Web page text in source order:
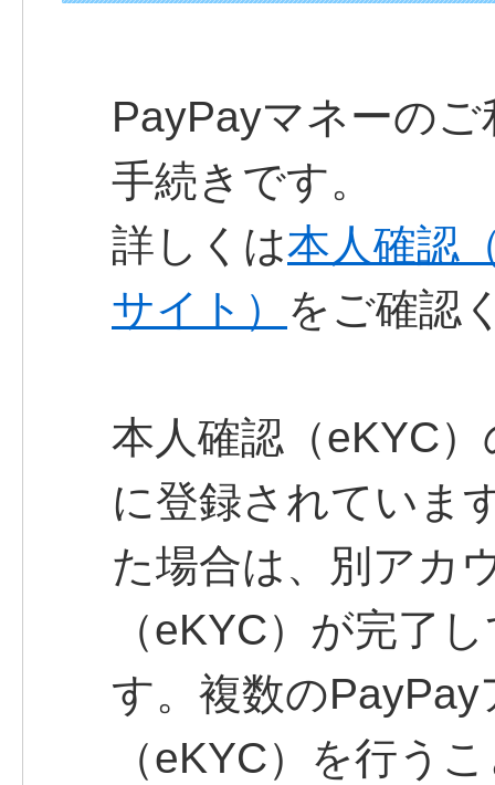
PayPayマネーの
手続きです。
詳しくは本人確認
サイト） をご確認
本人確認（eKYC
に登録されていま
た場合は、別アカ
（eKYC）が完了
す。複数の
（eKYC）を行う